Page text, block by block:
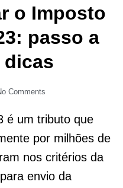
o Imposto
passo a
dicas
Comments
é um tributo que
por milhões de
nos critérios da
envio da